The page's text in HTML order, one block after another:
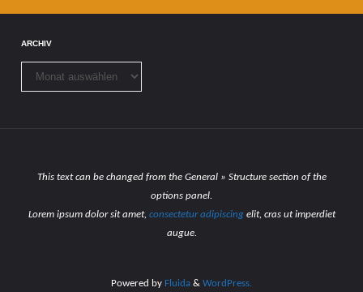
ARCHIV
Archiv
This text can be changed from the General » Structure section of the
options panel.
Lorem ipsumdolor sit amet, consectetur adipiscingelit, cras ut imperdiet
augue.
Powered by Fluida & WordPress.